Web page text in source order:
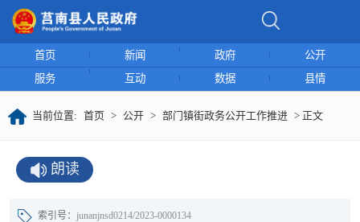
首页 新闻 政府
公开
服务
互动 数据 县情
当前位置: 首页 > 公开 > 部门镇街政务公开工作推进 > 正文
朗读
索引号： junanjnsd0214/2023-0000134